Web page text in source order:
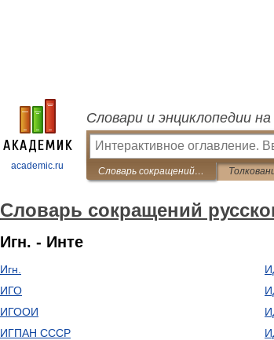
academic.ru
Словари и энциклопедии
Словарь сокращений русского языка
Словарь сокращений
Игн. - Инте
Игн.
ИГО
ИГООИ
ИГПАН СССР